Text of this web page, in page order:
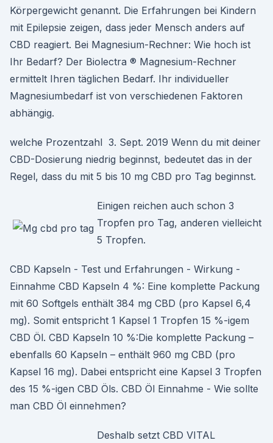
Körpergewicht genannt. Die Erfahrungen bei Kindern
mit Epilepsie zeigen, dass jeder Mensch anders auf
CBD reagiert. Bei Magnesium-Rechner: Wie hoch ist
Ihr Bedarf? Der Biolectra ® Magnesium-Rechner
ermittelt Ihren täglichen Bedarf. Ihr individueller
Magnesiumbedarf ist von verschiedenen Faktoren
abhängig.
welche Prozentzahl 3. Sept. 2019 Wenn du mit deiner
CBD-Dosierung niedrig beginnst, bedeutet das in der
Regel, dass du mit 5 bis 10 mg CBD pro Tag beginnst.
Einigen reichen auch schon 3
Tropfen pro Tag, anderen vielleicht
5 Tropfen.
CBD Kapseln - Test und Erfahrungen - Wirkung -
Einnahme CBD Kapseln 4 %: Eine komplette Packung
mit 60 Softgels enthält 384 mg CBD (pro Kapsel 6,4
mg). Somit entspricht 1 Kapsel 1 Tropfen 15 %-igem
CBD Öl. CBD Kapseln 10 %:Die komplette Packung –
ebenfalls 60 Kapseln – enthält 960 mg CBD (pro
Kapsel 16 mg). Dabei entspricht eine Kapsel 3 Tropfen
des 15 %-igen CBD Öls. CBD Öl Einnahme - Wie sollte
man CBD Öl einnehmen?
Deshalb setzt CBD VITAL